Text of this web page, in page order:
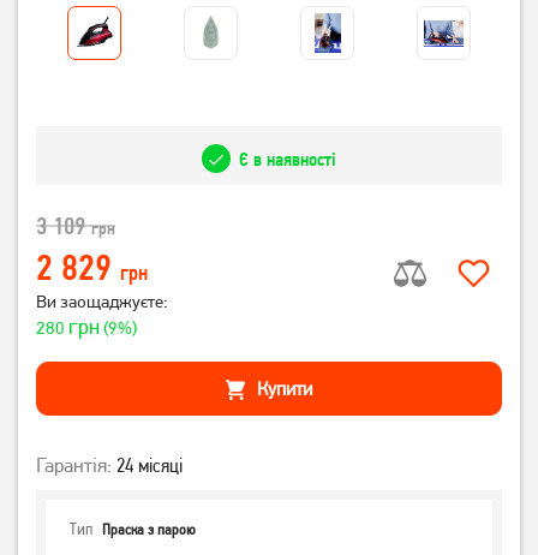
Є в наявності
3 109грн
2 829 грн
Ви заощаджуєте:
280 грн(9%)
Купити
Гарантія: 24 місяці
Тип Праска з парою